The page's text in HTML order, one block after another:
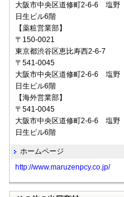
大阪市中央区道修町2-6-6 塩野
日生ビル6階
【薬粧営業部】
〒150‐0021
東京都渋谷区恵比寿西2-6-7
〒541‐0045
大阪市中央区道修町2-6-6 塩野
日生ビル6階
【海外営業部】
〒541-0045
大阪市中央区道修町2-6-6 塩野
日生ビル6階
ホームページ
http://www.maruzenpcy.co.jp/